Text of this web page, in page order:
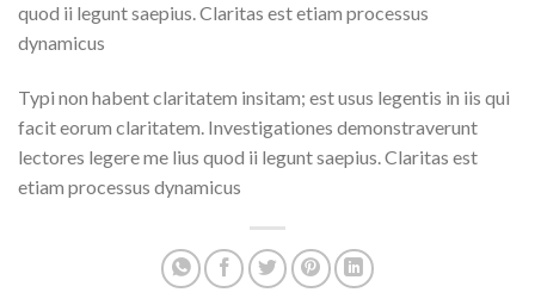
quod ii legunt saepius. Claritas est etiam processus
dynamicus
Typi non habent claritatem insitam; est usus legentis in iis qui
facit eorum claritatem. Investigationes demonstraverunt
lectores legere me lius quod ii legunt saepius. Claritas est
etiam processus dynamicus